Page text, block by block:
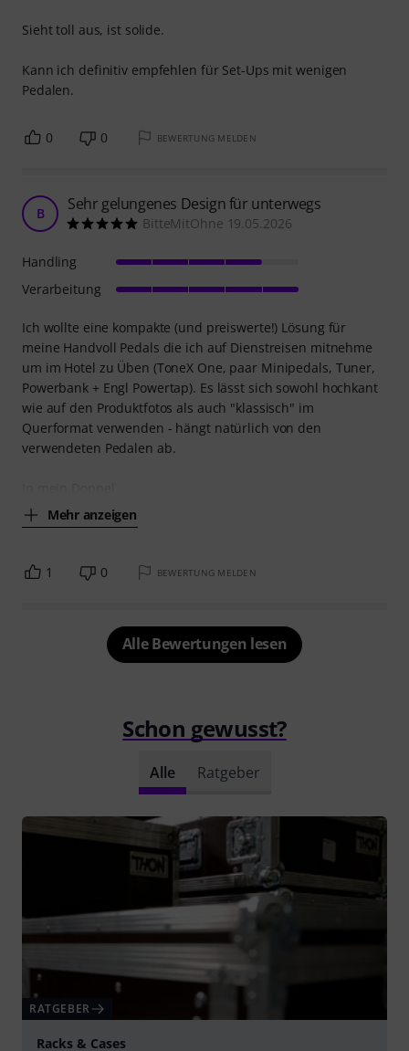
Sieht toll aus, ist solide.
Kann ich definitiv empfehlen für Set-Ups mit wenigen
Pedalen.
0 0 BEWERTUNG MELDEN
B Sehr gelungenes Design für unterwegs
BitteMitOhne 19.05.2026
Ich wollte eine kompakte (und preiswerte!) Lösung für
meine Handvoll Pedals die ich auf Dienstreisen mitnehme
um im Hotel zu Üben (ToneX One, paar Minipedals, Tuner,
Powerbank + Engl Powertap). Es lässt sich sowohl hochkant
wie auf den Produktfotos als auch "klassisch" im
Querformat verwenden - hängt natürlich von den
verwendeten Pedalen ab.
Mehr anzeigen
Handling
Verarbeitung
1 0 BEWERTUNG MELDEN
Alle Bewertungen lesen
Schon gewusst?
Alle Ratgeber
RATGEBER
Racks & Cases